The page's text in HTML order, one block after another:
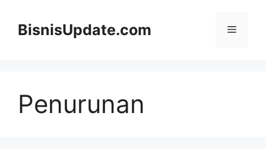
BisnisUpdate.com Menu
Penurunan